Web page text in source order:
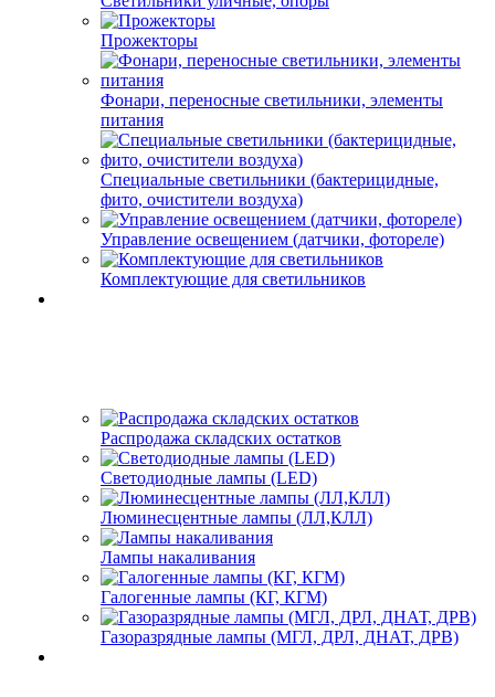
Прожекторы
Фонари, переносные светильники, элементы
питания
Специальные светильники (бактерицидные,
фито, очистители воздуха)
Управление освещением (датчики, фотореле)
Комплектующие для светильников
Распродажа складских остатков
Светодиодные лампы (LED)
Люминесцентные лампы (ЛЛ,КЛЛ)
Лампы накаливания
Галогенные лампы (КГ, КГМ)
Газоразрядные лампы (МГЛ, ДРЛ, ДНАТ, ДРВ)